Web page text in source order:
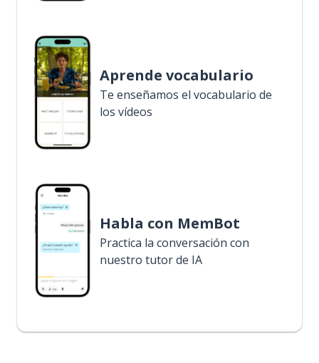
Aprende vocabulario
Te enseñamos el vocabulario de
los vídeos
Habla con MemBot
Practica la conversación con
nuestro tutor de IA